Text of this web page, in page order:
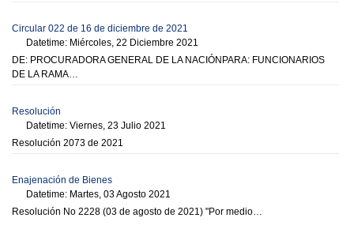
Circular 022 de 16 de diciembre de 2021
Datetime: Miércoles, 22 Diciembre 2021
DE: PROCURADORA GENERAL DE LA NACIÓNPARA: FUNCIONARIOS
DE LA RAMA…
Resolución
Datetime: Viernes, 23 Julio 2021
Resolución 2073 de 2021
Enajenación de Bienes
Datetime: Martes, 03 Agosto 2021
Resolución No 2228 (03 de agosto de 2021) "Por medio…